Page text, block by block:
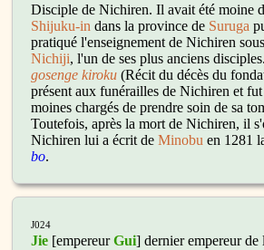
Disciple de Nichiren. Il avait été moine
Shijuku-in dans la province de Suruga
pratiqué l'enseignement de Nichiren
Nichiji, l'un de ses plus anciens
gosenge kiroku (Récit du décès du
présent aux funérailles de Nichiren et
moines chargés de prendre soin de sa
Toutefois, après la mort de Nichiren, il
Nichiren lui a écrit de Minobu en 1281
bo.
J024
Jie [empereurGui] dernier empereur